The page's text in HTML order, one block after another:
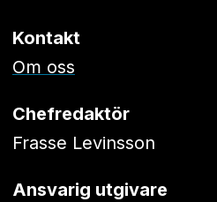
Kontakt
Om oss
Chefredaktör
Frasse Levinsson
Ansvarig utgivare